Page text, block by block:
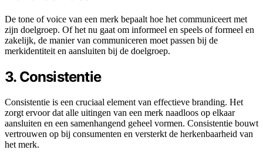
De tone of voice van een merk bepaalt hoe het communiceert met
zijn doelgroep. Of het nu gaat om informeel en speels of formeel en
zakelijk, de manier van communiceren moet passen bij de
merkidentiteit en aansluiten bij de doelgroep.
3. Consistentie
Consistentie is een cruciaal element van effectieve branding. Het
zorgt ervoor dat alle uitingen van een merk naadloos op elkaar
aansluiten en een samenhangend geheel vormen. Consistentie bouwt
vertrouwen op bij consumenten en versterkt de herkenbaarheid van
het merk.